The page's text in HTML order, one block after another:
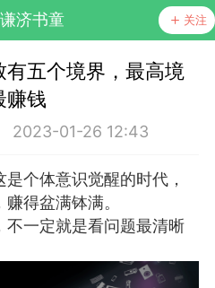
谦济书童 关注
医人！
问答
有五个境界，最高境
赚钱
2023-01-26 12:43
个体意识觉醒的时代，
得盆满钵满。
不一定就是看问题最清晰